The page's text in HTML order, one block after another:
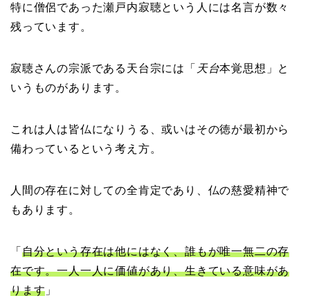
特に僧侶であった瀬戸内寂聴という人には名言が数々
残っています。
寂聴さんの宗派である天台宗には「 天台本覚思想」と
いうものがあります。
これは人は皆仏になりうる、或いはその徳が最初から
備わっているという考え方。
人間の存在に対しての全肯定であり、仏の慈愛精神で
もあります。
「 自分という存在は他にはなく、誰もが唯一無二の存
在です。一人一人に価値があり、生きている意味があ
ります 」